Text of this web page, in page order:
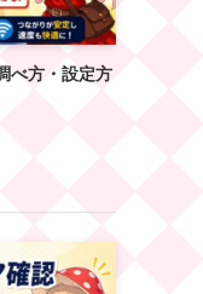
べ方・設定方